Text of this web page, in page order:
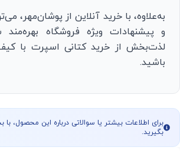
به‌علاوه، با خرید آنلاین از پوشان‌مهر،
و پیشنهادات ویژه فروشگاه
لذت‌بخش از خرید کتانی اسپرت با
باشید.
برای اطلاعات بیشتر یا سوالاتی درباره این محصول،
بگیرید.